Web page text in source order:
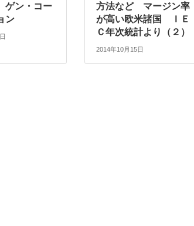
ン・コー
ン
方法など マージン率
が高い欧米諸国 ＩＥ
Ｃ年次統計より（２）
2014年10月15日